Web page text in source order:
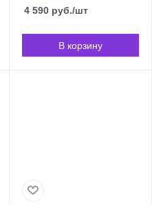
24637-000-55 в
4 590руб./шт
В корзину